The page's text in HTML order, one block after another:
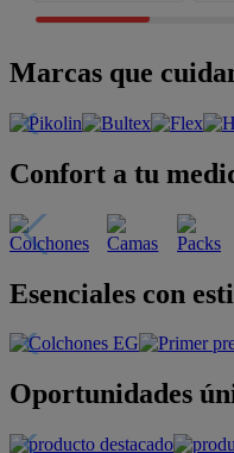
Marcas que
Confort a tu
Esenciales con
Oportunidades